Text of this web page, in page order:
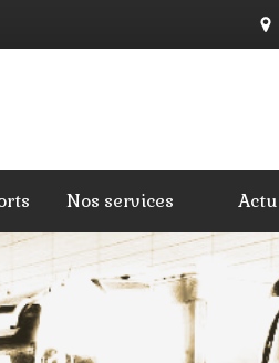
Nos services